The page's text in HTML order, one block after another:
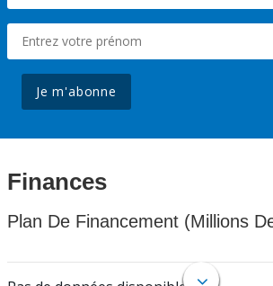
Je m'abonne
Finances
Plan De Financement (Millions